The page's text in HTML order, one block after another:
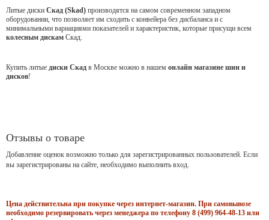
Литые диски Скад (Skad) производятся на самом современном западном
оборудовании, что позволяет им сходить с конвейера без дисбаланса и с
минимальными вариациями показателей и характеристик, которые присущи всем
колесным дискам Скад.
Купить литые диски Скад в Москве можно в нашем онлайн магазине шин и
дисков!
Отзывы о товаре
Добавление оценок возможно только для зарегистрированных пользователей. Если
вы зарегистрированы на сайте, необходимо выполнить вход.
Цена действительна при покупке через интернет-магазин. При самовывозе
необходимо резервировать через менеджера по телефону 8 (499) 964-48-13 или